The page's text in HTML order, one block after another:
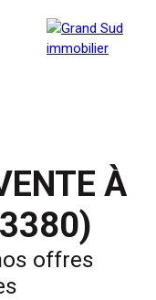
À
offres